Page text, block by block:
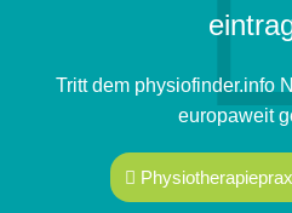
Tritt dem physiofinder.info
europaweit